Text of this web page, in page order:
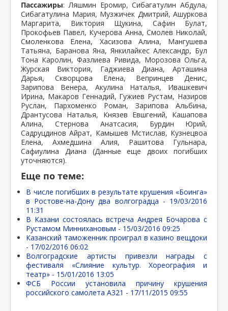
Пассажиры: Ляшмин Еромир, Сибагатулин Абдула,
Сибагатулина Мария, Музжичек Дмитрий, Ашуркова
Маргарита, Виктория Щукина, Сафин Булат,
Прокофьев Павел, Кучерова Анна, Смолев Николай,
Смоленкова Елена, Хасизова Алина, Мангушева
Татьяна, Баранова Яна, Янкилайкес Александр, Бул
Тона Каролин, Фазлиева Ривида, Морозова Ольга,
Журская Виктория, Гаджиева Диана, Арташина
Дарья, Скворцова Елена, Вепринцев Денис,
Зарипова Венера, Акулина Наталья, Ивашкевич
Ирина, Макаров Геннадий, Гужиев Рустам, Назиров
Руслан, Пархоменко Роман, Зарипова Альбина,
Дрантусова Наталья, Князев Евшгений, Кашапова
Алина, Стернова Анатсасия, Бурдин Юрий,
Садруцдинов Айрат, Камышев Мстислав, Кузнецвоа
Елена, Ахмедшина Алия, Рашитова Гульнара,
Сафиулина Диана (Данные еще двоих погибших
уточняются).
Еще по теме:
В числе погибших в результате крушения «Боинга»
в Ростове-на-Дону два волгоградца - 19/03/2016
11:31
В Казани состоялась встреча Андрея Бочарова с
Рустамом Миннихановым - 15/03/2016 09:25
Казанский таможенник проиграл в казино вещдоки
- 17/02/2016 06:02
Волгоградские артисты привезли награды с
фестиваля «Слияние культур. Хореография и
театр» - 15/01/2016 13:05
ФСБ России установила причину крушения
российского самолета А321 - 17/11/2015 09:55